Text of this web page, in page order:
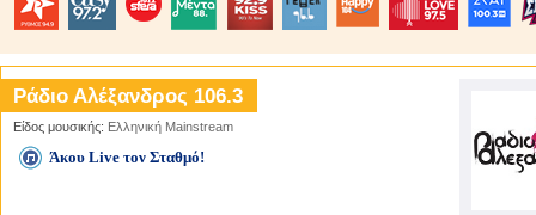
Ράδιο Αλέξανδρος 106.3
Είδος μουσικής: Ελληνική Mainstream
Άκου Live τον Σταθμό!